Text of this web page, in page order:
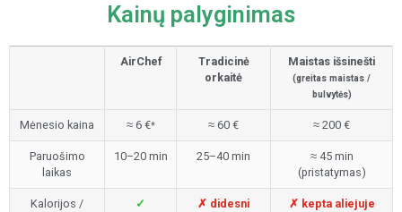
Kainų palyginimas
AirChef
Tradicinė
orkaitė
Maistas išsinešti
(greitas maistas /
bulvytės)
Mėnesio kaina ≈ 6 €* ≈ 60 €
≈ 200 €
Paruošimo
laikas
10–20 min 25–40 min
≈ 45 min
(pristatymas)
Kalorijos /
✓
✗ didesni ✗ kepta aliejuje